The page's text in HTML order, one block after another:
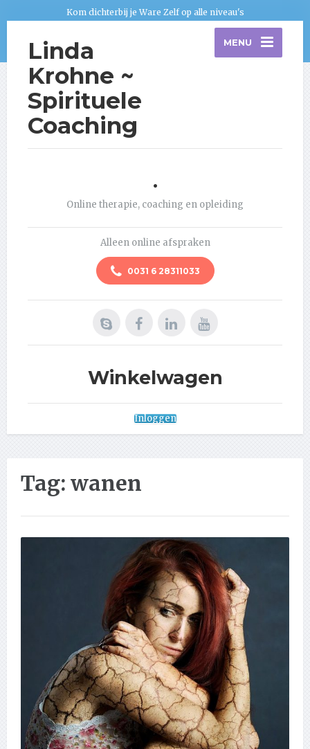
Kom dichterbij je Ware Zelf op alle niveau's
Linda
Krohne ~
Spirituele
Coaching
MENU
.
Online therapie, coaching en opleiding
Alleen online afspraken
0031 6 28311033
Winkelwagen
Inloggen
Tag: wanen